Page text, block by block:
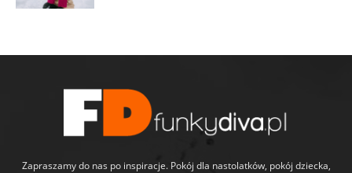
Zapraszamy do nas po inspiracje. Pokój dla nastolatków, pokój dziecka,